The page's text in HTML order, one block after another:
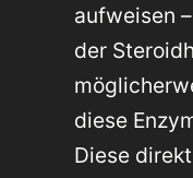
aufweisen
der
diese
Diese